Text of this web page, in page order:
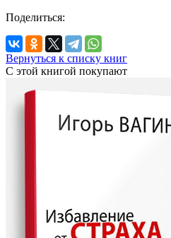
Поделиться:
Вернуться к списку книг
С этой книгой покупают